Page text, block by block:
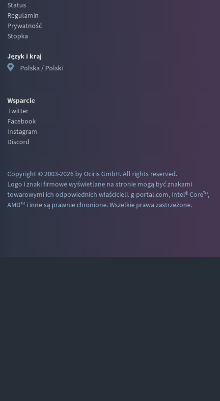
Status
Regulamin
Prywatność
Stopka
Język i kraj
Polska / Polski
Wsparcie
Twitter
Facebook
Instagram
Discord
Copyright © 2003-2026 by Ociris GmbH. All rights reserved.
Logo i znaki firmowe wyświetlane na stronie mogą być znakami
towarowymi ich odpowiednich właścicieli. g-portal.com, Intel® Core™,
AMD™ i inne są prawnie chronione. Wszelkie prawa zastrzeżone.